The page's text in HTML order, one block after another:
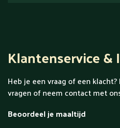
Klantenservice &
Heb je een vraag of een
vragen of neem contact met
Beoordeel je maaltijd